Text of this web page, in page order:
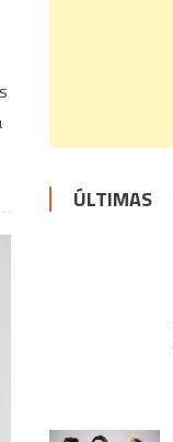
ÚLTIMAS